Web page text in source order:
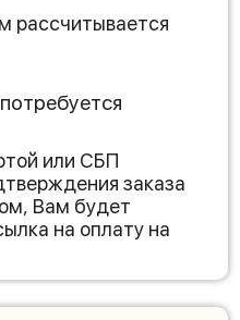
рассчитывается
или СБП
заказа
Вам будет
на оплату на